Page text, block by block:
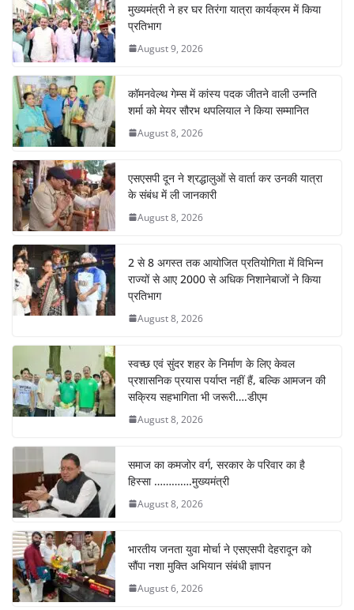
मुख्यमंत्री ने हर घर तिरंगा यात्रा कार्यक्रम में किया
प्रतिभाग
August 9, 2026
कॉमनवेल्थ गेम्स में कांस्य पदक जीतने वाली उन्नति
शर्मा को मेयर सौरभ थपलियाल ने किया सम्मानित
August 8, 2026
एसएसपी दून ने श्रद्धालुओं से वार्ता कर उनकी यात्रा
के संबंध में ली जानकारी
August 8, 2026
2 से 8 अगस्त तक आयोजित प्रतियोगिता में विभिन्न
राज्यों से आए 2000 से अधिक निशानेबाजों ने किया
प्रतिभाग
August 8, 2026
स्वच्छ एवं सुंदर शहर के निर्माण के लिए केवल
प्रशासनिक प्रयास पर्याप्त नहीं हैं, बल्कि आमजन की
सक्रिय सहभागिता भी जरूरी….डीएम
August 8, 2026
समाज का कमजोर वर्ग, सरकार के परिवार का है
हिस्सा ………….मुख्यमंत्री
August 8, 2026
भारतीय जनता युवा मोर्चा ने एसएसपी देहरादून को
सौंपा नशा मुक्ति अभियान संबंधी ज्ञापन
August 6, 2026